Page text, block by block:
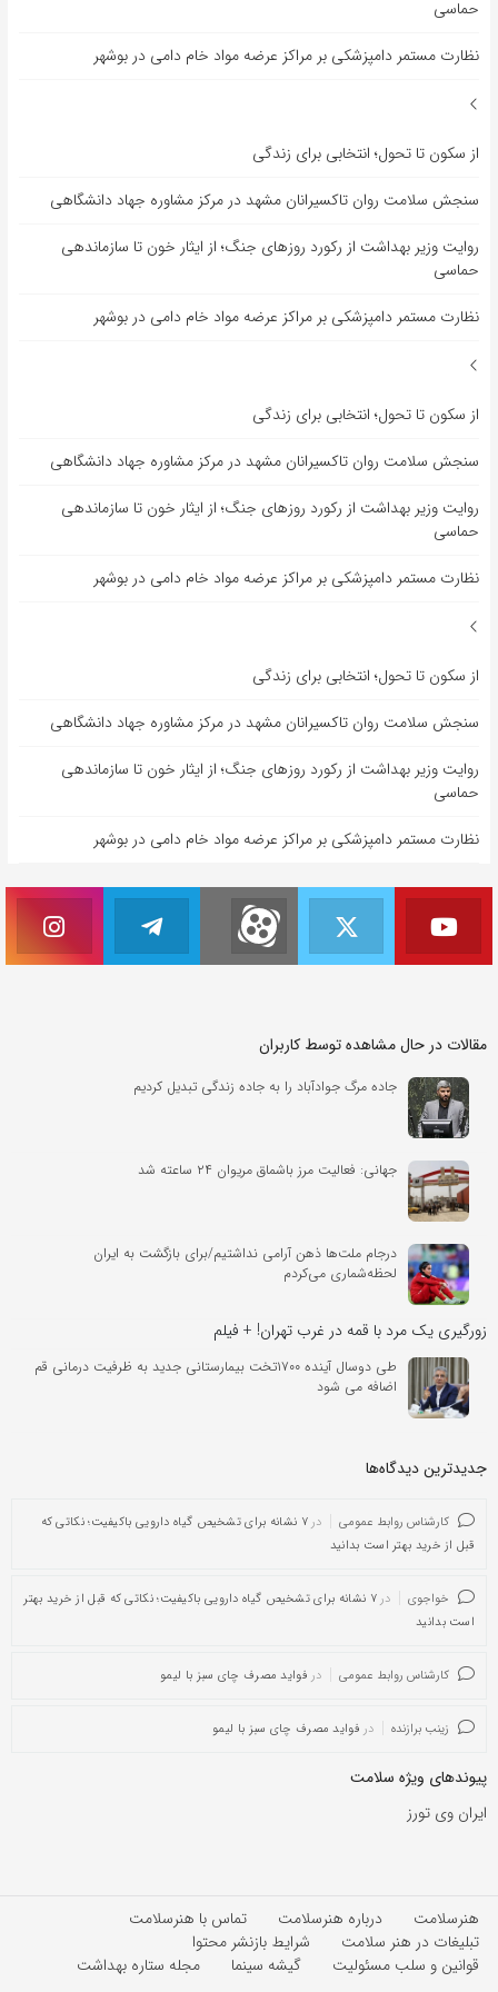
حماسی
نظارت مستمر دامپزشکی بر مراکز عرضه مواد خام دامی در بوشهر
از سکون تا تحول؛ انتخابی برای زندگی
سنجش سلامت روان تاکسیرانان مشهد در مرکز مشاوره جهاد دانشگاهی
روایت وزیر بهداشت از رکورد روزهای جنگ؛ از ایثار خون تا سازماندهی
حماسی
نظارت مستمر دامپزشکی بر مراکز عرضه مواد خام دامی در بوشهر
از سکون تا تحول؛ انتخابی برای زندگی
سنجش سلامت روان تاکسیرانان مشهد در مرکز مشاوره جهاد دانشگاهی
روایت وزیر بهداشت از رکورد روزهای جنگ؛ از ایثار خون تا سازماندهی
حماسی
نظارت مستمر دامپزشکی بر مراکز عرضه مواد خام دامی در بوشهر
از سکون تا تحول؛ انتخابی برای زندگی
سنجش سلامت روان تاکسیرانان مشهد در مرکز مشاوره جهاد دانشگاهی
روایت وزیر بهداشت از رکورد روزهای جنگ؛ از ایثار خون تا سازماندهی
حماسی
نظارت مستمر دامپزشکی بر مراکز عرضه مواد خام دامی در بوشهر
مقالات در حال مشاهده توسط کاربران
جاده مرگ جوادآباد را به جاده زندگی تبدیل کردیم
جهانی: فعالیت مرز باشماق مریوان ۲۴ ساعته شد
درجام ملت‌ها ذهن آرامی نداشتیم/برای بازگشت به ایران
لحظه‌شماری می‌کردم
زورگیری یک مرد با قمه در غرب تهران! + فیلم
طی دوسال آینده ۱۷۰۰تخت بیمارستانی جدید به ظرفیت درمانی قم
اضافه می شود
جدیدترین دیدگاه‌‌ها
کارشناس روابط عمومی در
۷ نشانه برای تشخیص گیاه دارویی باکیفیت؛ نکاتی که
قبل از خرید بهتر است بدانید
خواجوی در
۷ نشانه برای تشخیص گیاه دارویی باکیفیت؛ نکاتی که قبل از خرید بهتر
است بدانید
کارشناس روابط عمومی در فواید مصرف چای سبز با لیمو
زینب برازنده در فواید مصرف چای سبز با لیمو
پیوندهای ویژه سلامت
ایران وی تورز
هنرسلامت درباره هنرسلامت
تماس با هنرسلامت
تبلیغات در هنر سلامت
شرایط بازنشر محتوا
قوانین و سلب مسئولیت
گیشه سینما مجله ستاره بهداشت